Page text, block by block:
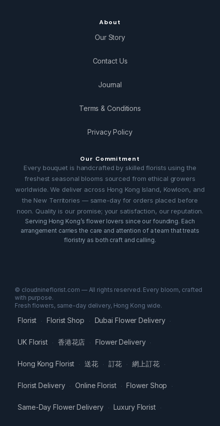
About
Our Story
Contact Us
Journal
Terms & Conditions
Privacy Policy
Our Commitment
Every bouquet is handcrafted by skilled florists using the
freshest seasonal blooms sourced from ethical growers
worldwide. We deliver across Hong Kong Island, Kowloon, and
the New Territories — same-day for orders placed before
noon. Quality is our promise; your satisfaction, our reputation.
Serving Hong Kong’s flower lovers since our founding. Each
arrangement carries the care and attention of a team that treats
floristry as both craft and calling.
© cloudnineflorist.com — All rights reserved. Every bloom, crafted
with purpose.
Fresh flowers, same-day delivery, Hong Kong wide.
Florist · Florist Shop · Dubai Flower Delivery ·
UK Florist · 香港花店 · Flower Delivery ·
Hong Kong Florist · 送花 · 訂花 · 網上訂花 ·
Florist Delivery · Online Florist · Flower Shop ·
Same-Day Flower Delivery · Luxury Florist ·